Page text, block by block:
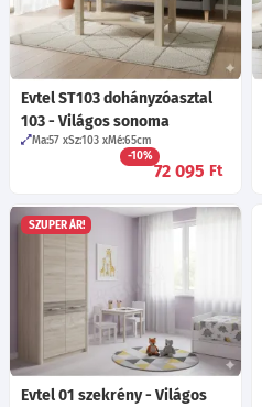
Evtel ST103 dohányzóasztal
103 - Világos sonoma
Ma:57 Sz:103 Mé:65cm
-10%
72 095 Ft
SZUPER ÁR!
Evtel 01 szekrény - Világos